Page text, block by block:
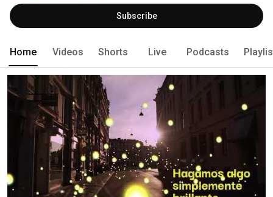
Subscribe
Home Videos Shorts Live Podcasts